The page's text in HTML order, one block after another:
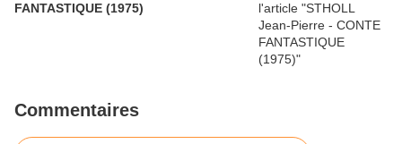
FANTASTIQUE (1975)
Commentaires